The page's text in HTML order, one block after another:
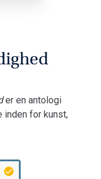
er en antologi
for kunst,
alle noget på
er - intet
at mærke